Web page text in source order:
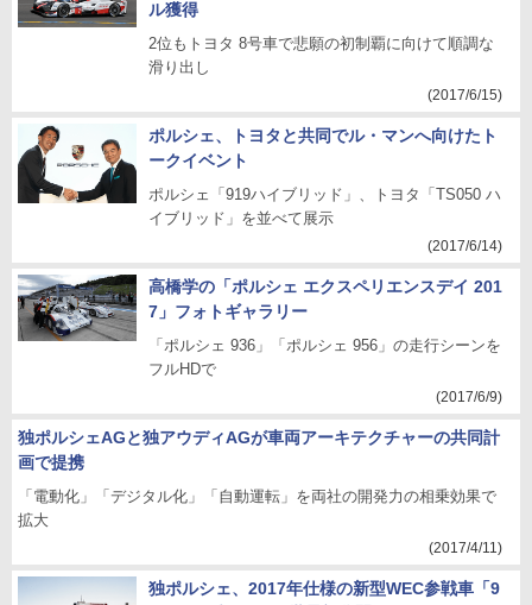
ル獲得
2位もトヨタ 8号車で悲願の初制覇に向けて順調な
滑り出し
(2017/6/15)
ポルシェ、トヨタと共同でル・マンへ向けたト
ークイベント
ポルシェ「919ハイブリッド」、トヨタ「TS050 ハ
イブリッド」を並べて展示
(2017/6/14)
高橋学の「ポルシェ エクスペリエンスデイ 201
7」フォトギャラリー
「ポルシェ 936」「ポルシェ 956」の走行シーンを
フルHDで
(2017/6/9)
独ポルシェAGと独アウディAGが車両アーキテクチャーの共同計
画で提携
「電動化」「デジタル化」「自動運転」を両社の開発力の相乗効果で
拡大
(2017/4/11)
独ポルシェ、2017年仕様の新型WEC参戦車「9